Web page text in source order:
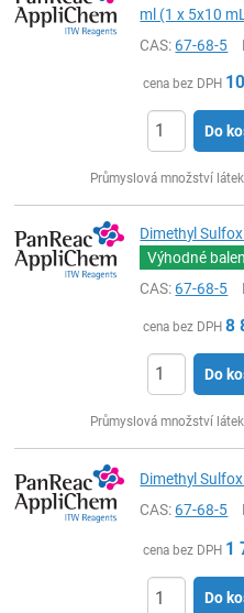
ml (1 x 5x10
CAS:67-68-5
cena bez DPH
Do
Průmyslová množství
Dimethyl
Výhodné
CAS:67-68-5
cena bez DPH 8
Do
Průmyslová množství
Dimethyl
CAS:67-68-5
cena bez DPH 1
Do